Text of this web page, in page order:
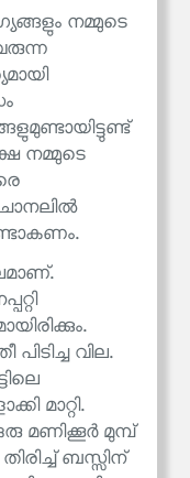
നമ്മുടെ
നമ്മുടെ
ചാനലിൽ
വില.
മാറ്റി.
മണിക്കൂർ മുമ്പ്
ബസ്സിന്